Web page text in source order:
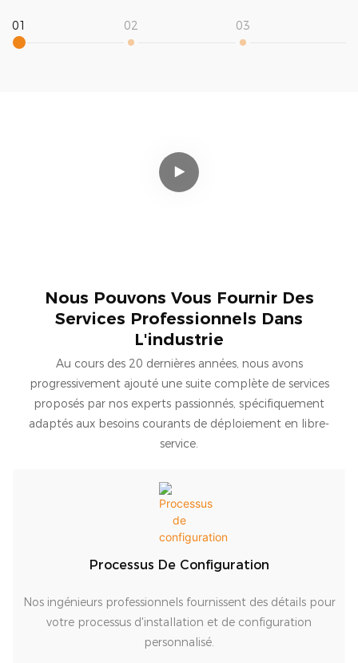
01 02 03
Nous Pouvons Vous Fournir Des
Services Professionnels Dans
L'industrie
Au cours des 20 dernières années, nous avons
progressivement ajouté une suite complète de services
proposés par nos experts passionnés, spécifiquement
adaptés aux besoins courants de déploiement en libre-
service.
Processus De Configuration
Nos ingénieurs professionnels fournissent des détails pour
votre processus d'installation et de configuration
personnalisé.